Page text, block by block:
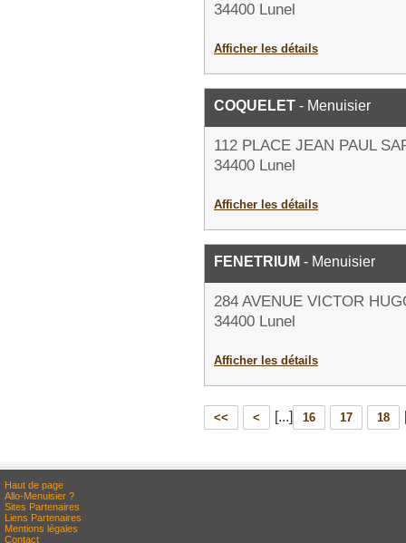
34400 Lunel
Afficher les détails
COQUELET - Menuisier
112 PLACE JEAN PAUL
34400 Lunel
Afficher les détails
FENETRIUM - Menuisier
284 AVENUE VICTOR
34400 Lunel
Afficher les détails
<< < [...] 16 17 18
Haut de page
Allo-Menuisier ?
Sites Partenaires
Liens Partenaires
Mentions légales
Contact